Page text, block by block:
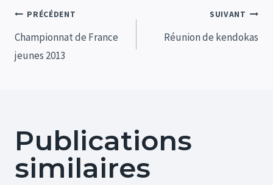
Navigation
de
l’article
PRÉCÉDENT
Championnat de France
jeunes 2013
SUIVANT
Réunion de kendokas
Publications
similaires